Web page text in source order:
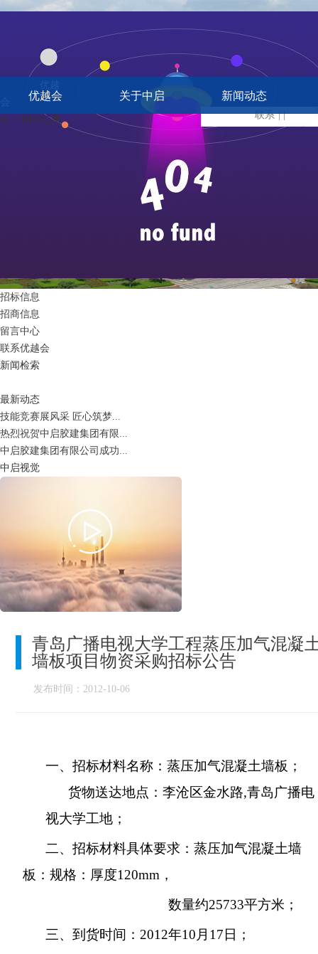
优越会 关于中启 新闻动态
联系 | |
> 服务中
心 > 招标信息
招标信息
招商信息
留言中心
联系优越会
新闻检索
最新动态
技能竞赛展风采 匠心筑梦...
热烈祝贺中启胶建集团有限...
中启胶建集团有限公司成功...
中启视觉
青岛广播电视大学工程蒸压加气混凝
墙板项目物资采购招标公告
发布时间：2012-10-06
一、招标材料名称：蒸压加气混凝土墙板；
货物送达地点： 李沧区金水路,青岛广播电
视大学工地 ；
二、招标材料具体要求： 蒸压加气混凝土墙
板：规格：厚度120mm ，
数量约25733平方米；
三、到货时间： 2012年10 月 17 日；